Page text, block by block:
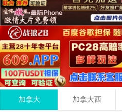
加拿大 加拿大西